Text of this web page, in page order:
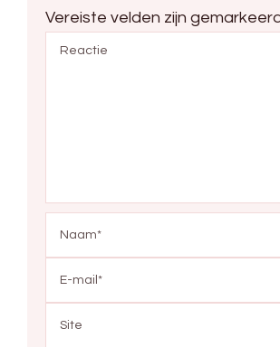
Vereiste velden zijn